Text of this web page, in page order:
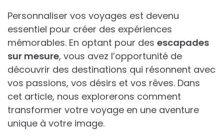
Personnaliser vos voyages est devenu
essentiel pour créer des expériences
mémorables. En optant pour des escapades
sur mesure, vous avez l’opportunité de
découvrir des destinations qui résonnent avec
vos passions, vos désirs et vos rêves. Dans
cet article, nous explorerons comment
transformer votre voyage en une aventure
unique à votre image.